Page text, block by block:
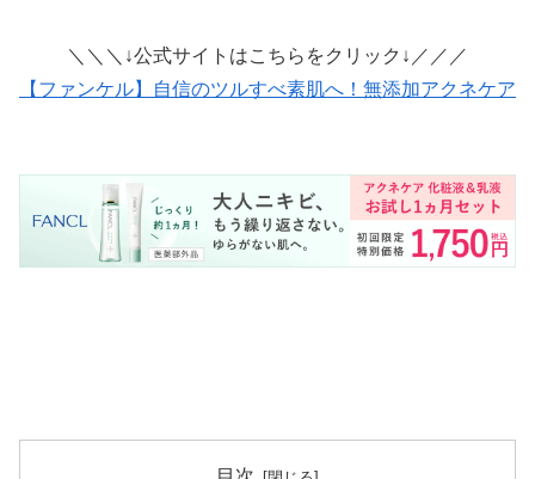
＼＼＼↓公式サイトはこちらをクリック↓／／／
【ファンケル】自信のツルすべ素肌へ！無添加アクネケア